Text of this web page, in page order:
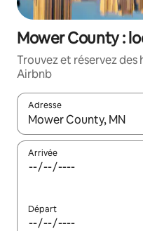
Mower County :
Trouvez et réservez
Airbnb
Adresse
Lorsque les résultats
Arrivée
Départ